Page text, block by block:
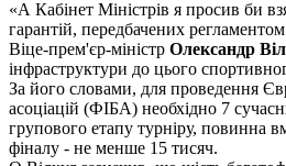
«А Кабінет Міністрів я просив би
гарантій, передбачених
Віце-прем'єр-міністр Олександр
інфраструктури до цього
За його словами, для проведення
асоціацій (ФІБА) необхідно 7
групового етапу турніру, повинна
фіналу - не менше 15 тисяч.